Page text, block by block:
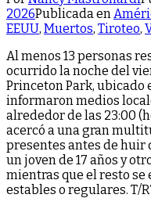
2026Publicada en
EEUU, Muertos, Tiroteo,
Al menos 13 personas
ocurrido la noche del
Princeton Park, ubicado
informaron medios
alrededor de las 23:00
acercó a una gran
presentes antes de huir
un joven de 17 años y
mientras que el resto
estables o regulares. T/